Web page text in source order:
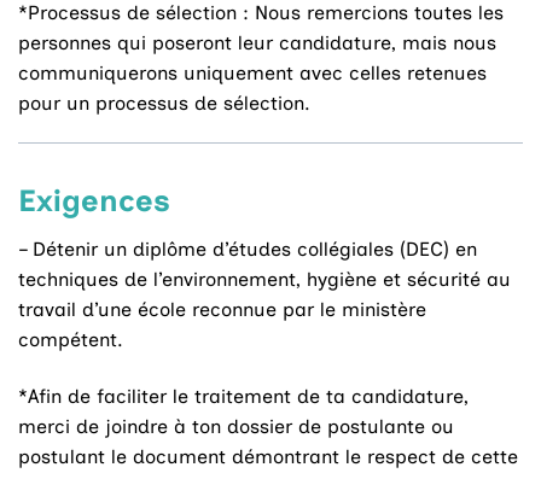
*Processus de sélection : Nous remercions toutes les
personnes qui poseront leur candidature, mais nous
communiquerons uniquement avec celles retenues
pour un processus de sélection.
Exigences
– Détenir un diplôme d’études collégiales (DEC) en
techniques de l’environnement, hygiène et sécurité au
travail d’une école reconnue par le ministère
compétent.
*Afin de faciliter le traitement de ta candidature,
merci de joindre à ton dossier de postulante ou
postulant le document démontrant le respect de cette